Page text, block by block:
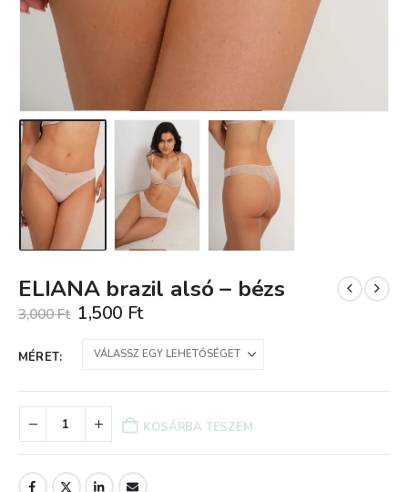
ELIANA brazil alsó – bézs
3,000Ft Original
price
was:
3,000 Ft.
1,500 FtCurrent
is:
1,500 Ft.
MÉRET
KOSÁRBA TESZEM